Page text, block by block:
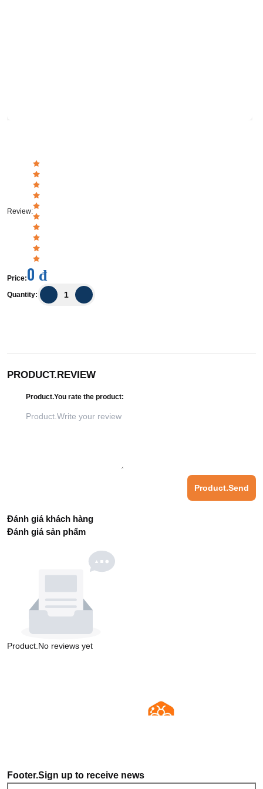
Review:
Price:0 đ
Quantity:
PRODUCT.REVIEW
Product.You rate the product:
Product.Send
Đánh giá khách hàng
Đánh giá sản phẩm
Product.No reviews yet
Footer.Sign up to receive news